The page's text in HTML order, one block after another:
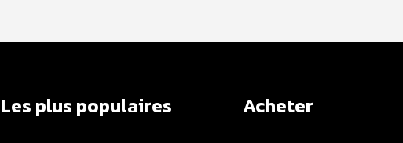
Les plus populaires Acheter